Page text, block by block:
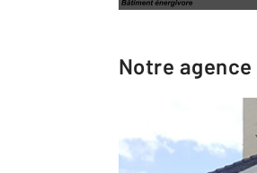
Notre agence